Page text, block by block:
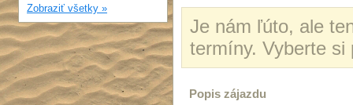
Zobraziť všetky »
Je nám ľúto, ale
termíny. Vyberte
Popis zájazdu